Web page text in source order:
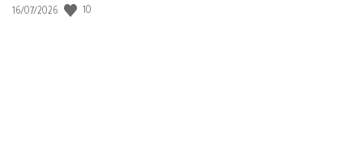
Fecha
16/07/2026 10